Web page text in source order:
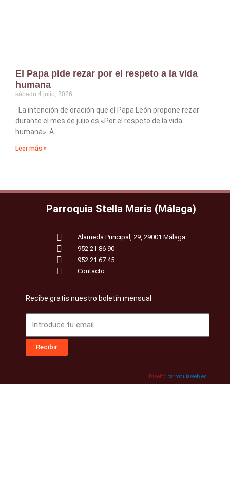
El Papa pide rezar por el respeto a la vida
humana
sábado 4 julio, 2026
La intención de oración que el Papa León propone rezar
durante el mes de julio es «Por el respeto de la vida
humana». A
Leer más »
Parroquia Stella Maris (Málaga)
Alameda Principal, 29, 29001 Málaga
952 21 86 90
952 21 67 45
Contacto
Recibe gratis nuestro boletín mensual
Recibir
Diseño: parroquiaweb.es